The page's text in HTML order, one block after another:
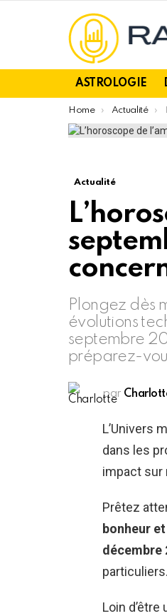
ASTROLOGIE
You are here:
Home Actualité
Actualité
Plongez dès
évolutions
septembre
préparez-
par
L’Univers
dans les
impact sur
Prêtez
bonheur
décembre
particuliers.
Loin